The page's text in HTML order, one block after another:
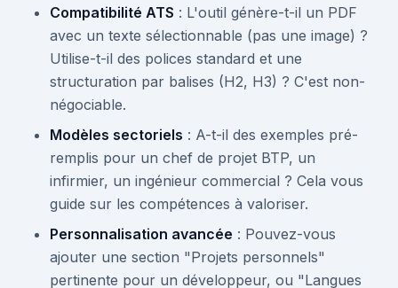
Compatibilité ATS : L'outil génère-t-il un PDF
avec un texte sélectionnable (pas une image) ?
Utilise-t-il des polices standard et une
structuration par balises (H2, H3) ? C'est non-
négociable.
Modèles sectoriels : A-t-il des exemples pré-
remplis pour un chef de projet BTP, un
infirmier, un ingénieur commercial ? Cela vous
guide sur les compétences à valoriser.
Personnalisation avancée : Pouvez-vous
ajouter une section "Projets personnels"
pertinente pour un développeur, ou "Langues